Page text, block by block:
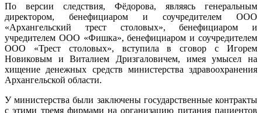
По версии следствия, Фёдорова, являясь генеральным
директором, бенефициаром и соучредителем ООО
«Архангельский трест столовых», бенефициаром и
учредителем ООО «Фишка», бенефициаром и соучредителем
ООО «Трест столовых», вступила в сговор с Игорем
Новиковым и Виталием Дризгаловичем, имея умысел на
хищение денежных средств министерства здравоохранения
Архангельской области.
У министерства были заключены государственные контракты
с этими тремя фирмами на организацию питания пациентов